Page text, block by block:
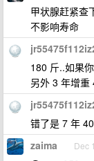
甲状腺赶紧查
不影响寿命
180 斤..如果
另外 3 年增重
错了是 7 年
zaima Dec